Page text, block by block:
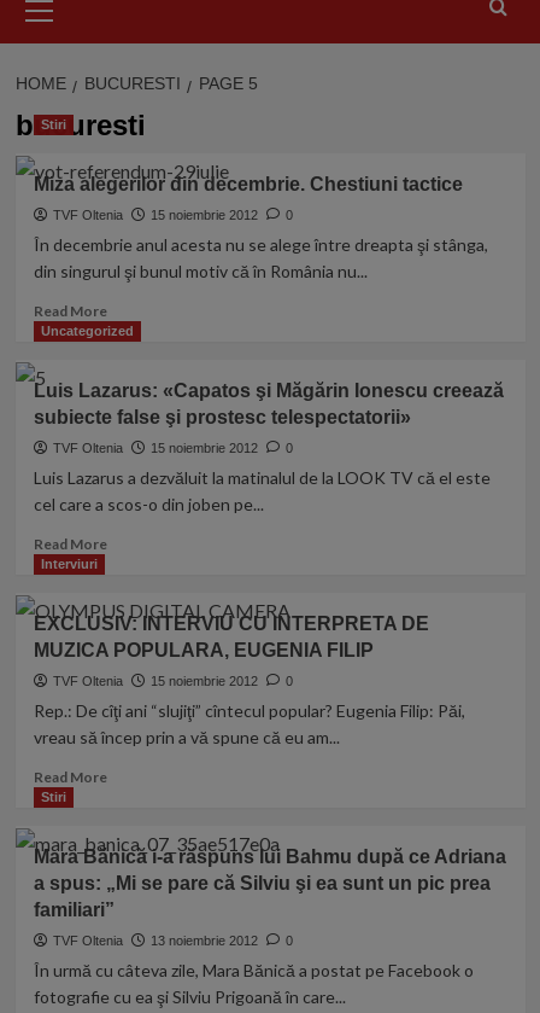
Menu
HOME BUCURESTI PAGE 5
bucuresti
Stiri
Miza alegerilor din decembrie. Chestiuni tactice
TVF Oltenia 15 noiembrie 2012 0
În decembrie anul acesta nu se alege între dreapta şi stânga,
din singurul şi bunul motiv că în România nu...
Read MoreRead
more
alegerilor
din
decembrie.
Chestiuni
Uncategorized
Luis Lazarus: «Capatos şi Măgărin Ionescu creează
subiecte false şi prostesc telespectatorii»
TVF Oltenia 15 noiembrie 2012 0
Luis Lazarus a dezvăluit la matinalul de la LOOK TV că el este
cel care a scos-o din joben pe...
Read MoreRead
Luis
Lazarus:
«Capatos
şi
Măgărin
Ionescu
creează
prostesc
telespectatorii»
Interviuri
EXCLUSIV: INTERVIU CU INTERPRETA DE
MUZICA POPULARA, EUGENIA FILIP
TVF Oltenia 15 noiembrie 2012 0
Rep.: De cîţi ani “slujiţi” cîntecul popular? Eugenia Filip: Păi,
vreau să încep prin a vă spune că eu am...
Read MoreRead
EXCLUSIV:
INTERVIU
CU
INTERPRETA
DE
POPULARA,
EUGENIA
Stiri
Mara Bănică i-a răspuns lui Bahmu după ce Adriana
a spus: „Mi se pare că Silviu şi ea sunt un pic prea
familiari”
TVF Oltenia 13 noiembrie 2012 0
În urmă cu câteva zile, Mara Bănică a postat pe Facebook o
fotografie cu ea şi Silviu Prigoană în care...